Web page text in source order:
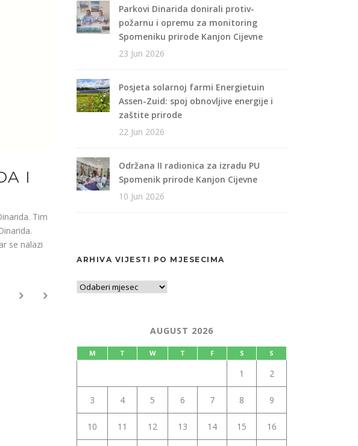
I
Tim
se nalazi
Parkovi Dinarida donirali protiv-
požarnu i opremu za monitoring
Spomeniku prirode Kanjon Cijevne
23 Jun 2026
Posjeta solarnoj farmi Energietuin
Assen-Zuid: spoj obnovljive energije i
zaštite prirode
22 Jun 2026
Održana II radionica za izradu PU
Spomenik prirode Kanjon Cijevne
10 Jun 2026
ARHIVA VIJESTI PO MJESECIMA
AUGUST 2026
M T W T F S S
1 2
3 4 5 6 7 8 9
10 11 12 13 14 15 16